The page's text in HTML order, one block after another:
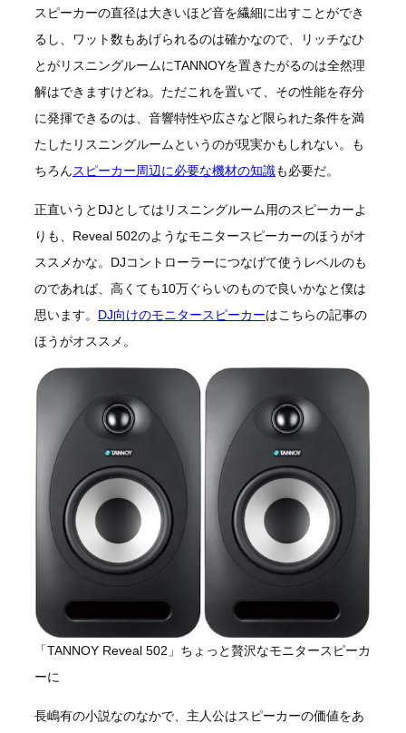
スピーカーの直径は大きいほど音を繊細に出すことができ
るし、ワット数もあげられるのは確かなので、リッチなひ
とがリスニングルームにTANNOYを置きたがるのは全然理
解はできますけどね。ただこれを置いて、その性能を存分
に発揮できるのは、音響特性や広さなど限られた条件を満
たしたリスニングルームというのが現実かもしれない。も
ちろんスピーカー周辺に必要な機材の知識も必要だ。
正直いうとDJとしてはリスニングルーム用のスピーカーよ
りも、Reveal 502のようなモニタースピーカーのほうがオ
ススメかな。DJコントローラーにつなげて使うレベルのも
のであれば、高くても10万ぐらいのもので良いかなと僕は
思います。 DJ向けのモニタースピーカーはこちらの記事の
ほうがオススメ。
「TANNOY Reveal 502」ちょっと贅沢なモニタースピーカ
ーに
長嶋有の小説なのなかで、主人公はスピーカーの価値をあ